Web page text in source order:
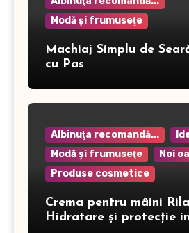
Modă şi frumuseţe
Machiaj Simplu de
cu Pas
Albinuţa recomandă...
Modă şi frumuseţe
Noi
Produse cosmetice
Crema pentru mâini
Hidratare și protecție